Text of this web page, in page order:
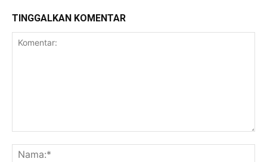
TINGGALKAN KOMENTAR